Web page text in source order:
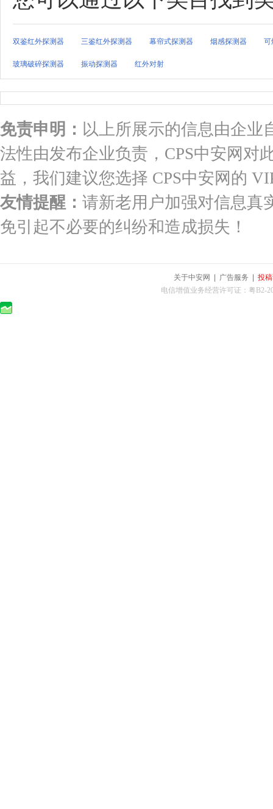
双鉴红外探测器 三鉴红外探测器 幕帘式探测器 烟感探测器 可
玻璃破碎探测器 振动探测器 红外对射
免责申明： 以上所展示的信息由企业
法性由发布企业负责，CPS中安网对
益，我们建议您选择 CPS中安网的
友情提醒： 请新老用户加强对信息真
免引起不必要的纠纷和造成损失！
关于中安网 广告服务
投
电信增值业务经营许可证：粤